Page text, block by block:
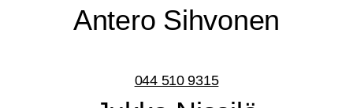
Ante­ro Sihvonen
044 510 9315